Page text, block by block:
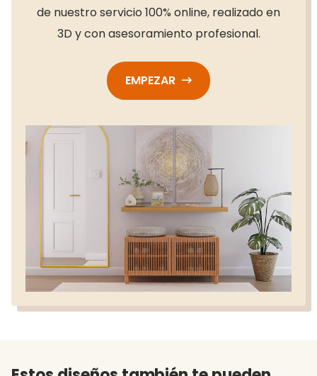
de nuestro servicio 100% online, realizado en
3D y con asesoramiento profesional.
EMPEZAR